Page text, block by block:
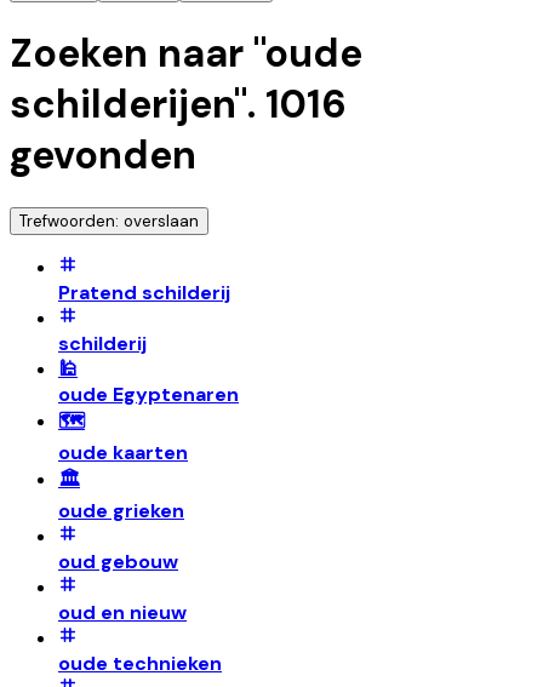
Zoeken naar "oude
schilderijen". 1016
gevonden
Trefwoorden: overslaan
Pratend schilderij
schilderij
🕌
oude Egyptenaren
🗺️
oude kaarten
🏛️
oude grieken
oud gebouw
oud en nieuw
oude technieken